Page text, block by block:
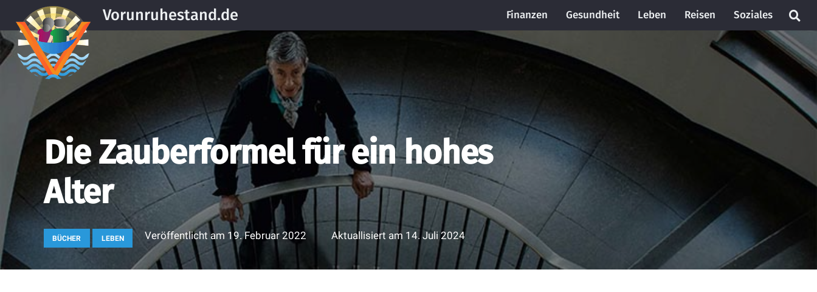
Vorunruhestand.de Finanzen Gesundheit Leben Reisen Soziales
Die Zauberformel für ein hohes
Alter
BÜCHER LEBEN Veröffentlicht am 19. Februar 2022 Aktuallisiert am 14. Juli 2024